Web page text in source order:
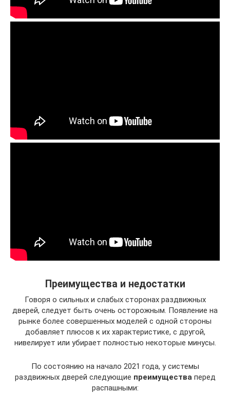
Преимущества и недостатки
Говоря о сильных и слабых сторонах раздвижных
дверей, следует быть очень осторожным. Появление на
рынке более совершенных моделей с одной стороны
добавляет плюсов к их характеристике, с другой,
нивелирует или убирает полностью некоторые минусы.
По состоянию на начало 2021 года, у системы
раздвижных дверей следующие преимуществаперед
распашными: